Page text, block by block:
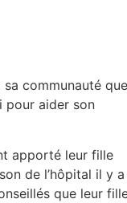
sa communauté que
pour aider son
apporté leur fille
de l’hôpital il y a
que leur